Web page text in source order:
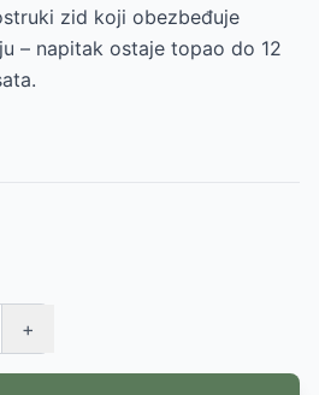
zid koji obezbeđuje
– napitak ostaje topao do 12
+